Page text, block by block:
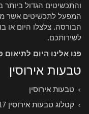
והתכשיטים הגדול ביותר
הבורסה. צלצלו היום או
לשירותכם.
פנו אלינו היום לתיאום
טבעות אירוסין
טבעות אירוסין
קטלוג טבעות אירוסין 2017